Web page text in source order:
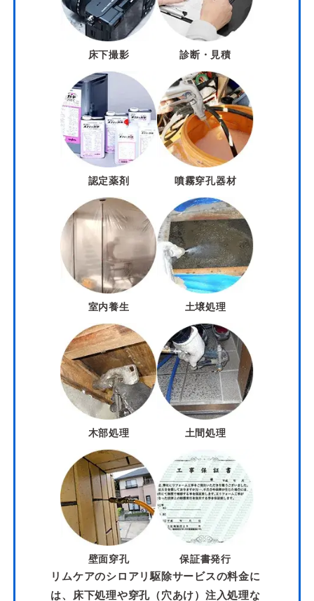
床下撮影 診断・見積
認定薬剤 噴霧穿孔器材
室内養生 土壌処理
木部処理 土間処理
壁面穿孔 保証書発行
リムケアのシロアリ駆除サービスの料金に
は、床下処理や穿孔（穴あけ）注入処理な